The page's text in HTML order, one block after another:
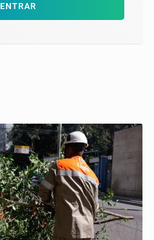
ENTRAR